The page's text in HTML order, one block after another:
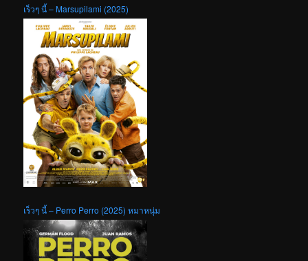
เร็วๆ นี้ – Marsupilami (2025)
เร็วๆ นี้ – Perro Perro (2025) หมาหนุ่ม